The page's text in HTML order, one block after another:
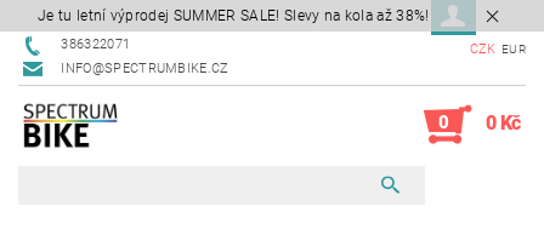
Je tu letní výprodej SUMMER SALE! Slevy na kola až 38%!
386322071
INFO@SPECTRUMBIKE.CZ
CZK EUR
0 0 Kč